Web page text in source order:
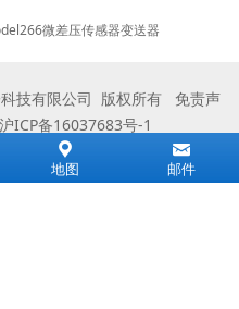
微差压传感器变送器
技有限公司 版权所有 免责声
沪ICP备16037683号-1
江镇泗泾镇泗宝路88号1607室
13501855771/赵经理
끇
地图
낂
邮件